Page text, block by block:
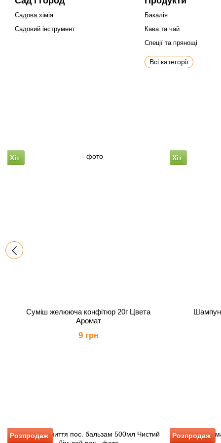
Садова хімія
Садовий інструмент
Бакалія
Кава та чай
Спеції та прянощі
Всі категорії
Хіт
Суміш желююча конфітюр 20г Цвета
Аромат
9 грн
Хіт
Розпродаж Розпродаж